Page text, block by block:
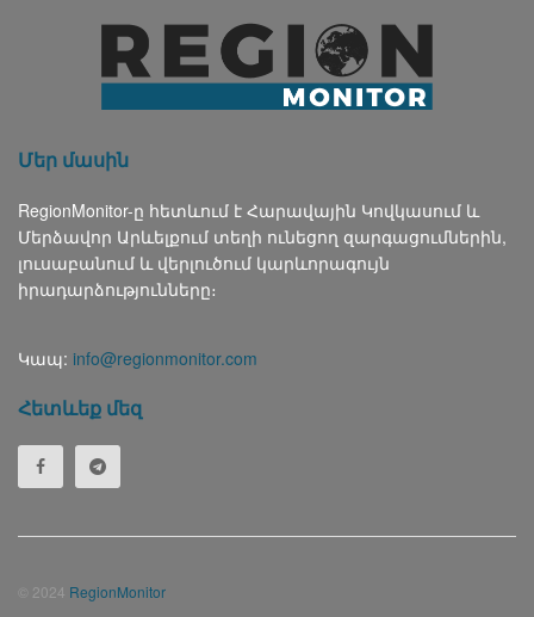
Մեր մասին
RegionMonitor-ը հետևում է Հարավային Կովկասում և
Մերձավոր Արևելքում տեղի ունեցող զարգացումներին,
լուսաբանում և վերլուծում կարևորագույն
իրադարձությունները։
Կապ: info@regionmonitor.com
Հետևեք մեզ
© 2024 RegionMonitor